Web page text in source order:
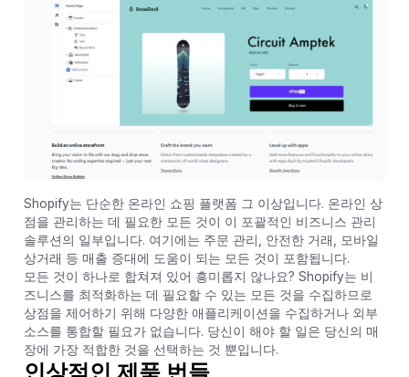
Shopify는 단순한 온라인 쇼핑 플랫폼 그 이상입니다. 온라인 상
점을 관리하는 데 필요한 모든 것이 이 포괄적인 비즈니스 관리
솔루션의 일부입니다. 여기에는 주문 관리, 안전한 거래, 모바일
상거래 등 매출 증대에 도움이 되는 모든 것이 포함됩니다.
모든 것이 하나로 합쳐져 있어 흥미롭지 않나요? Shopify는 비
즈니스를 최적화하는 데 필요할 수 있는 모든 것을 수집하므로
상점을 제어하기 위해 다양한 애플리케이션을 수집하거나 외부
소스를 통합할 필요가 없습니다. 당신이 해야 할 일은 당신의 매
장에 가장 적합한 것을 선택하는 것 뿐입니다.